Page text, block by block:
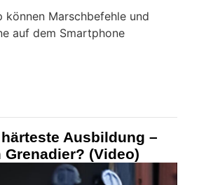
Marschbefehle und
auf dem Smartphone
Ausbildung –
(Video)